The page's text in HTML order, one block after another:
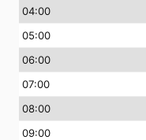
04:00
05:00
06:00
07:00
08:00
09:00